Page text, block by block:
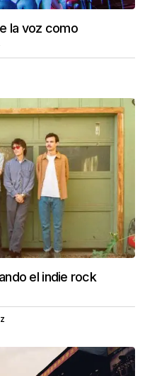
la voz como
el indie rock